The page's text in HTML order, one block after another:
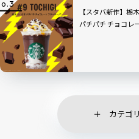
【スタバ新作】栃
パチパチ チョコレ
カテゴ